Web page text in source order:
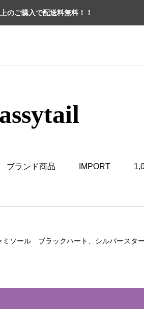
のご購入で配送料無料！！
ブランド商品 IMPORT
ャミソール ブラックハート、シルバー